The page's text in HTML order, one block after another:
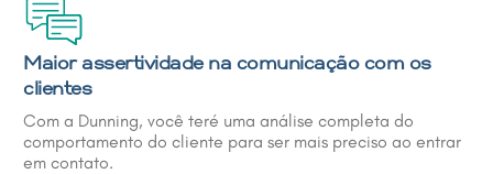
Maior assertividade na comunicação com os
clientes
Com a Dunning, você teré uma análise completa do
comportamento do cliente para ser mais preciso ao entrar
em contato.